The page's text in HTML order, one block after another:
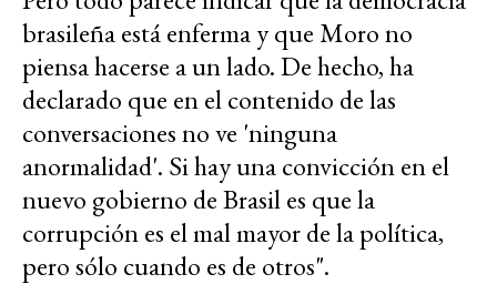
brasileña está enferma y que Moro no
piensa hacerse a un lado. De hecho, ha
declarado que en el contenido de las
conversaciones no ve 'ninguna
anormalidad'. Si hay una convicción en el
nuevo gobierno de Brasil es que la
corrupción es el mal mayor de la política,
pero sólo cuando es de otros".